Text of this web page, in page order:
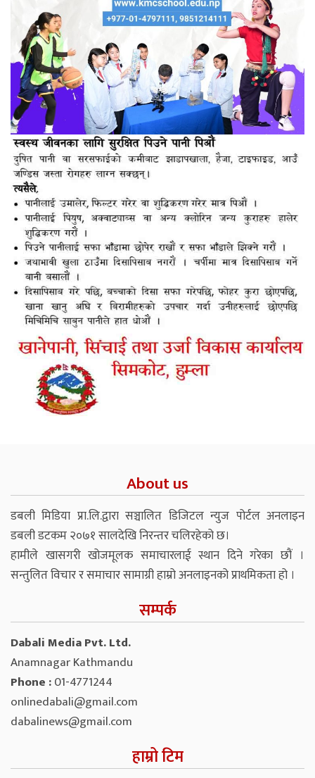
About us
डबली मिडिया प्रा.लि.द्वारा सञ्चालित डिजिटल न्युज पोर्टल अनलाइन
डबली डटकम २०७१ सालदेखि निरन्तर चलिरहेको छ।
हामीले खासगरी खोजमूलक समाचारलाई स्थान दिने गरेका छौं ।
सन्तुलित विचार र समाचार सामाग्री हाम्रो अनलाइनको प्राथमिकता हो ।
सम्पर्क
Dabali Media Pvt. Ltd.
Anamnagar Kathmandu
Phone :01-4771244
onlinedabali@gmail.com
dabalinews@gmail.com
हाम्रो टिम